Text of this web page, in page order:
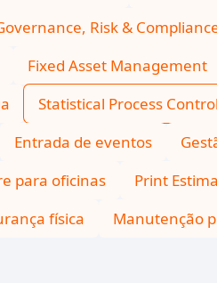
Risk &
Fixed Asset Management
Statistical Process
Entrada de eventos
para oficinas Print
física Manutenção